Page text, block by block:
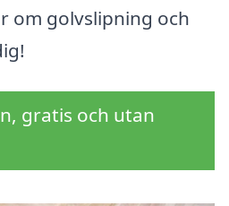
om golvslipning och
gratis och utan